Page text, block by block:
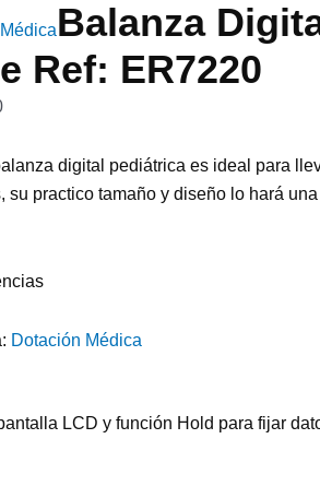
Balanza
Ref: ER7220
digital pediátrica es ideal para
su practico tamaño y diseño lo hará
Dotación Médica
LCD y función Hold para fijar